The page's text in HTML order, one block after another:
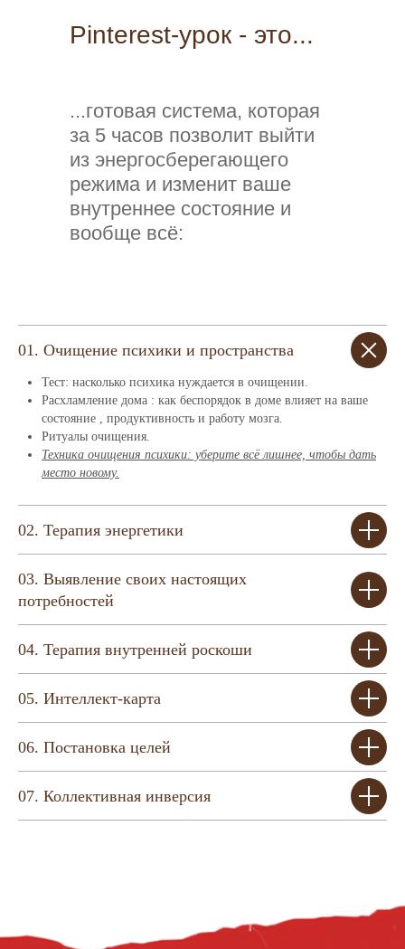
Pinterest-урок - это...
...готовая система, которая
за 5 часов позволит выйти
из энергосберегающего
режима и изменит ваше
внутреннее состояние и
вообще всё:
01. Очищение психики и пространства
Тест: насколько психика нуждается в очищении.
Расхламление дома : как беспорядок в доме влияет на ваше
состояние , продуктивность и работу мозга.
Ритуалы очищения.
Техника очищения психики: уберите всё лишнее, чтобы дать
место новому.
02. Терапия энергетики
03. Выявление своих настоящих
потребностей
04. Терапия внутренней роскоши
05. Интеллект-карта
06. Постановка целей
07. Коллективная инверсия